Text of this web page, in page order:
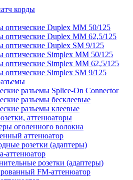
корды
Duplex MM 50/125
Duplex MM 62,5/125
Duplex SM 9/125
Simplex MM 50/125
Simplex MM 62,5/125
Simplex SM 9/125
разъемы Splice-On Connector
разъемы бесклеевые
разъемы клеевые
аттенюаторы
оголенного волокна
аттенюатор
розетки (адаптеры)
аттенюатор
розетки (адаптеры)
FM-аттенюатор